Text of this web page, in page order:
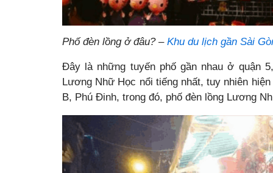
Phố đèn lồng ở đâu? – Khu du lịch gần Sài
Đây là những tuyến phố gần nhau ở quận
Lương Nhữ Học nổi tiếng nhất, tuy nhiên
B, Phú Đinh, trong đó, phố đèn lồng Lương